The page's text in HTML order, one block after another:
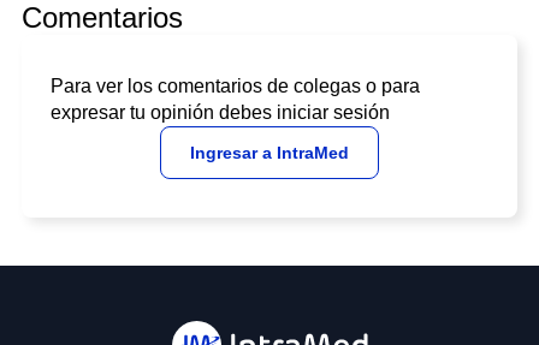
Comentarios
Para ver los comentarios de colegas o para
expresar tu opinión debes iniciar sesión
Ingresar a IntraMed